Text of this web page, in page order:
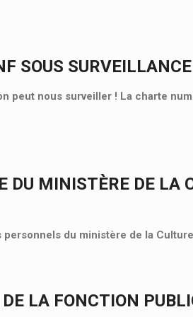
SOUS
peut nous surveiller ! La charte
DU MINISTÈRE DE LA
du ministère de la
LA FONCTION